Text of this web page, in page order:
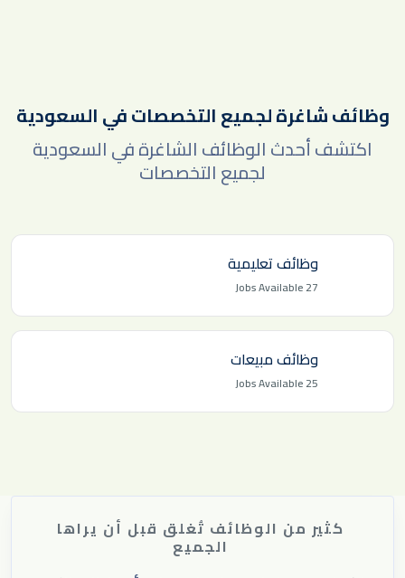
وظائف شاغرة لجميع التخصصات في السعودية
اكتشف أحدث الوظائف الشاغرة في السعودية
لجميع التخصصات
وظائف تعليمية
27
Jobs Available
وظائف مبيعات
25
Jobs Available
كثير من الوظائف تُغلق قبل أن يراها
الجميع